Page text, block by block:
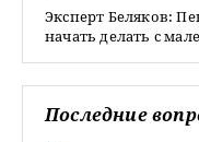
Эксперт Беляков:
начать делать с
Последние